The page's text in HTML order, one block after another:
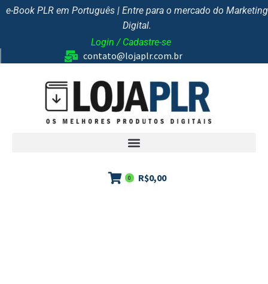
e-Book PLR em Português | Entre para o mercado do Marketing
Digital.
Login / Cadastre-se
contato@lojaplr.com.br
R$0,00
0